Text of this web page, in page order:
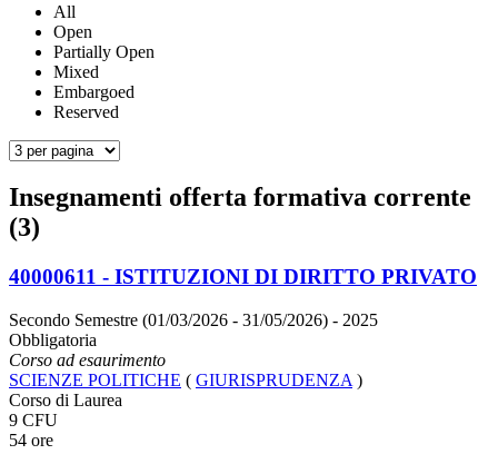
All
Open
Partially Open
Mixed
Embargoed
Reserved
Insegnamenti offerta formativa corrente
(3)
40000611 - ISTITUZIONI DI DIRITTO PRIVATO
Secondo Semestre (01/03/2026 - 31/05/2026) - 2025
Obbligatoria
Corso ad esaurimento
SCIENZE POLITICHE ( GIURISPRUDENZA )
Corso di Laurea
9 CFU
54 ore